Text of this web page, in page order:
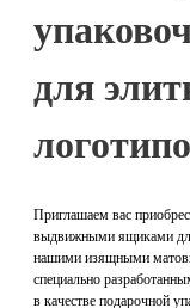
для
Приглашаем вас
выдвижными ящиками
нашими изящными
специально
в качестве подарочной